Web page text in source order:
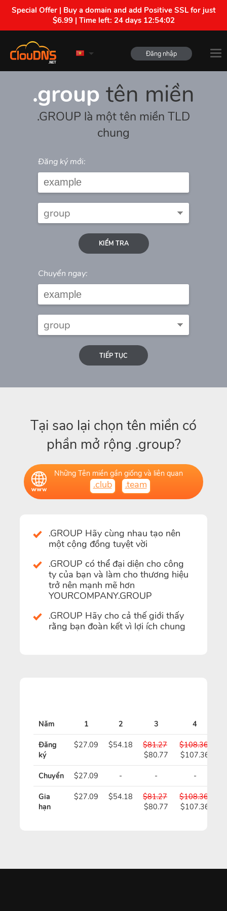
Special Offer | Buy a domain and add Positive SSL for just
$6.99 | Time left: 24 days 12:54:02
Đăng nhập
.group tên miền
.GROUP là một tên miền TLD
chung
Đăng ký mới:
KIỂM TRA
Chuyển ngay:
TIẾP TỤC
Tại sao lại chọn tên miền có
phần mở rộng .group?
Những Tên miền gần giống và liên quan
.club .team
.GROUP Hãy cùng nhau tạo nên
một cộng đồng tuyệt vời
.GROUP có thể đại diện cho công
ty của bạn và làm cho thương hiệu
trở nên mạnh mẽ hơn
YOURCOMPANY.GROUP
.GROUP Hãy cho cả thế giới thấy
rằng bạn đoàn kết vì lợi ích chung
Năm 1 2 3 4
Đăng
ký
$27.09 $54.18
$81.27
$80.77
$108.36
$107.36
Chuyển $27.09 - - -
Gia
hạn
$27.09 $54.18
$81.27
$80.77
$108.36
$107.36